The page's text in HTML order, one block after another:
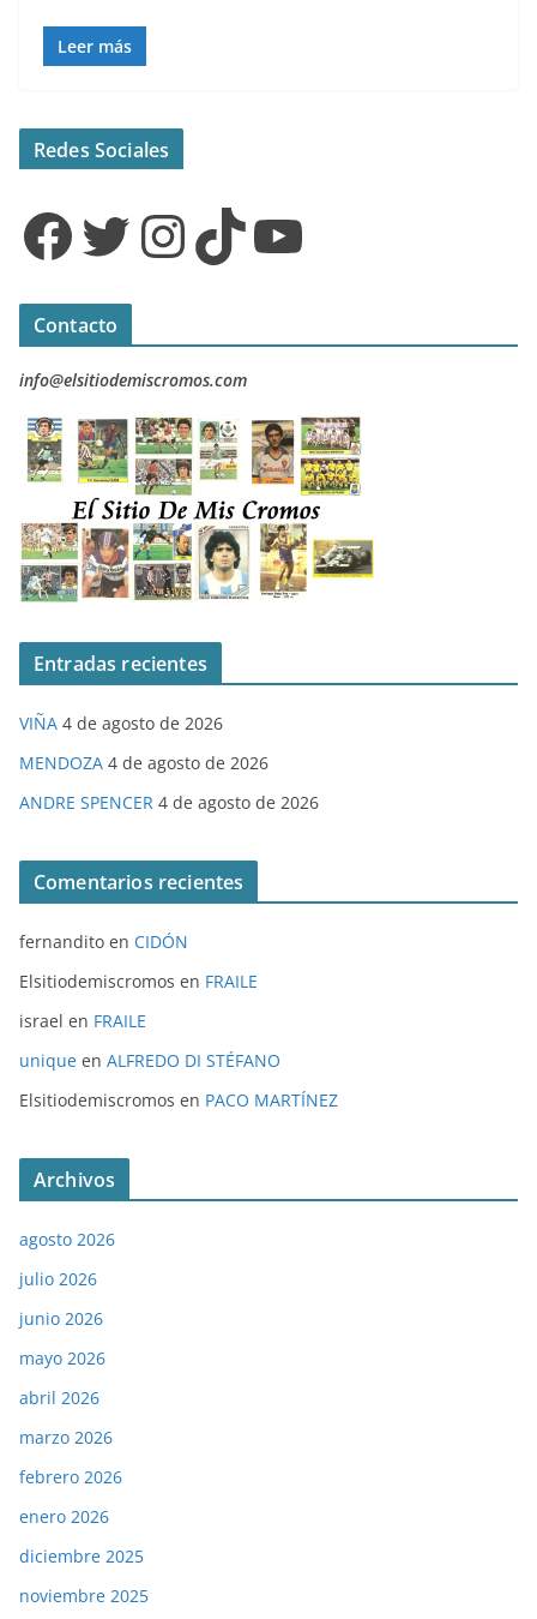
Leer más
Redes Sociales
Facebook Twitter InstagramTikTok YouTube
Contacto
info@elsitiodemiscromos.com
Entradas recientes
VIÑA 4 de agosto de 2026
MENDOZA 4 de agosto de 2026
ANDRE SPENCER 4 de agosto de 2026
Comentarios recientes
fernandito en CIDÓN
Elsitiodemiscromos en FRAILE
israel en FRAILE
unique en ALFREDO DI STÉFANO
Elsitiodemiscromos en PACO MARTÍNEZ
Archivos
agosto 2026
julio 2026
junio 2026
mayo 2026
abril 2026
marzo 2026
febrero 2026
enero 2026
diciembre 2025
noviembre 2025